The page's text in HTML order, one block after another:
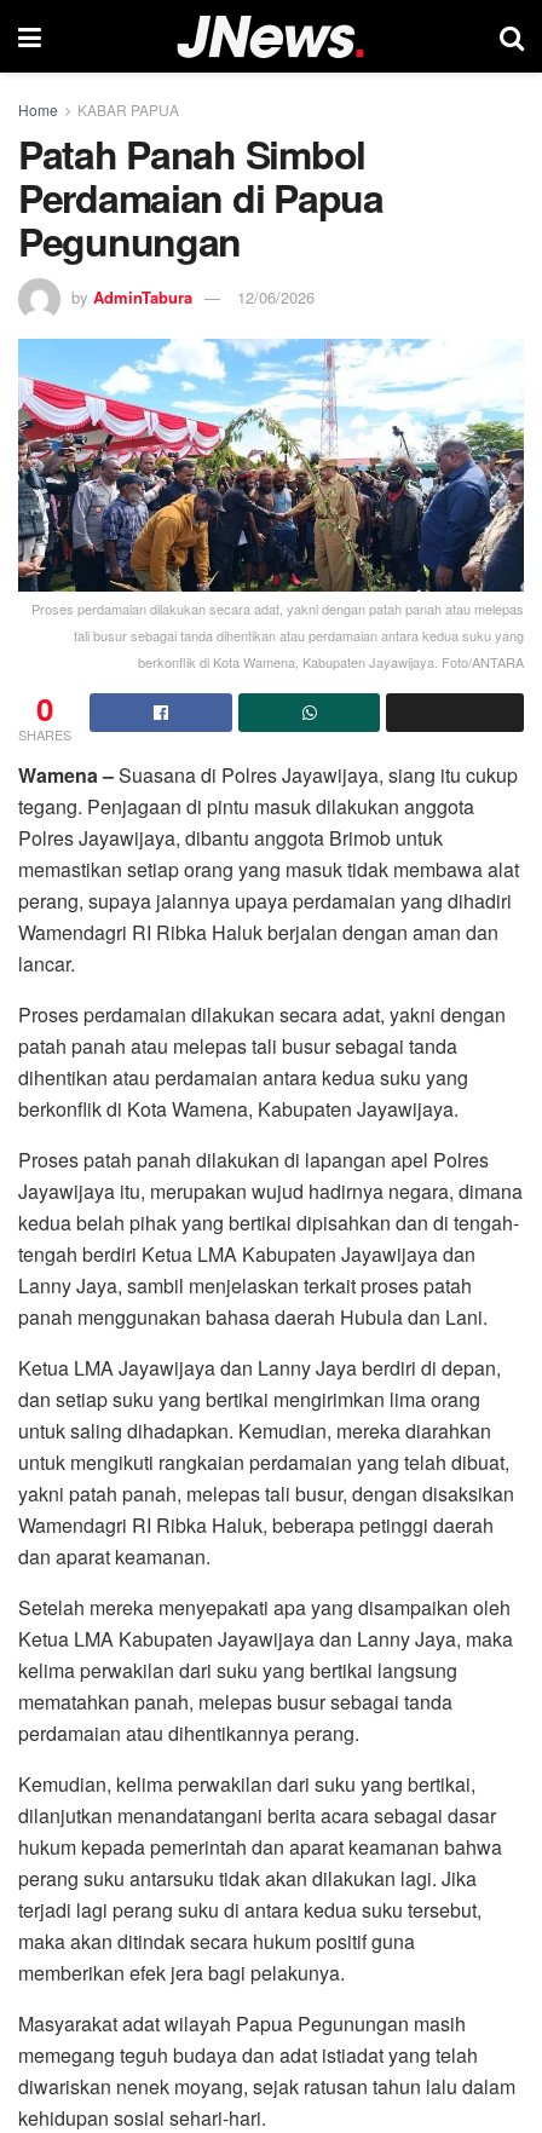
Home KABAR PAPUA
Patah Panah Simbol
Perdamaian di Papua
Pegunungan
by AdminTabura 12/06/2026
Proses perdamaian dilakukan secara adat, yakni dengan patah panah atau melepas
tali busur sebagai tanda dihentikan atau perdamaian antara kedua suku yang
berkonflik di Kota Wamena, Kabupaten Jayawijaya. Foto/ANTARA
0
SHARES
Wamena –Suasana di Polres Jayawijaya, siang itu cukup
tegang. Penjagaan di pintu masuk dilakukan anggota
Polres Jayawijaya, dibantu anggota Brimob untuk
memastikan setiap orang yang masuk tidak membawa alat
perang, supaya jalannya upaya perdamaian yang dihadiri
Wamendagri RI Ribka Haluk berjalan dengan aman dan
lancar.
Proses perdamaian dilakukan secara adat, yakni dengan
patah panah atau melepas tali busur sebagai tanda
dihentikan atau perdamaian antara kedua suku yang
berkonflik di Kota Wamena, Kabupaten Jayawijaya.
Proses patah panah dilakukan di lapangan apel Polres
Jayawijaya itu, merupakan wujud hadirnya negara, dimana
kedua belah pihak yang bertikai dipisahkan dan di tengah-
tengah berdiri Ketua LMA Kabupaten Jayawijaya dan
Lanny Jaya, sambil menjelaskan terkait proses patah
panah menggunakan bahasa daerah Hubula dan Lani.
Ketua LMA Jayawijaya dan Lanny Jaya berdiri di depan,
dan setiap suku yang bertikai mengirimkan lima orang
untuk saling dihadapkan. Kemudian, mereka diarahkan
untuk mengikuti rangkaian perdamaian yang telah dibuat,
yakni patah panah, melepas tali busur, dengan disaksikan
Wamendagri RI Ribka Haluk, beberapa petinggi daerah
dan aparat keamanan.
Setelah mereka menyepakati apa yang disampaikan oleh
Ketua LMA Kabupaten Jayawijaya dan Lanny Jaya, maka
kelima perwakilan dari suku yang bertikai langsung
mematahkan panah, melepas busur sebagai tanda
perdamaian atau dihentikannya perang.
Kemudian, kelima perwakilan dari suku yang bertikai,
dilanjutkan menandatangani berita acara sebagai dasar
hukum kepada pemerintah dan aparat keamanan bahwa
perang suku antarsuku tidak akan dilakukan lagi. Jika
terjadi lagi perang suku di antara kedua suku tersebut,
maka akan ditindak secara hukum positif guna
memberikan efek jera bagi pelakunya.
Masyarakat adat wilayah Papua Pegunungan masih
memegang teguh budaya dan adat istiadat yang telah
diwariskan nenek moyang, sejak ratusan tahun lalu dalam
kehidupan sosial sehari-hari.